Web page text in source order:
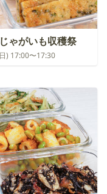
ゃがいも収穫祭
) 17:00〜17:30